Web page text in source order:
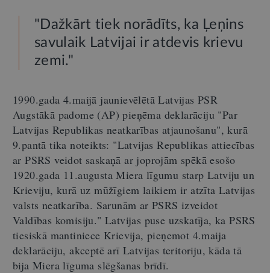
"Dažkārt tiek norādīts, ka Ļeņins
savulaik Latvijai ir atdevis krievu
zemi."
1990.gada 4.maijā jaunievēlētā Latvijas PSR
Augstākā padome (AP) pieņēma deklarāciju "Par
Latvijas Republikas neatkarības atjaunošanu", kurā
9.pantā tika noteikts: "Latvijas Republikas attiecības
ar PSRS veidot saskaņā ar joprojām spēkā esošo
1920.gada 11.augusta Miera līgumu starp Latviju un
Krieviju, kurā uz mūžīgiem laikiem ir atzīta Latvijas
valsts neatkarība. Sarunām ar PSRS izveidot
Valdības komisiju." Latvijas puse uzskatīja, ka PSRS
tiesiskā mantiniece Krievija, pieņemot 4.maija
deklarāciju, akceptē arī Latvijas teritoriju, kāda tā
bija Miera līguma slēgšanas brīdī.